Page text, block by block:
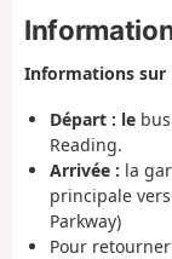
Informations sur
Départ : le
Reading.
Arrivée : la
principale
Parkway)
Pour